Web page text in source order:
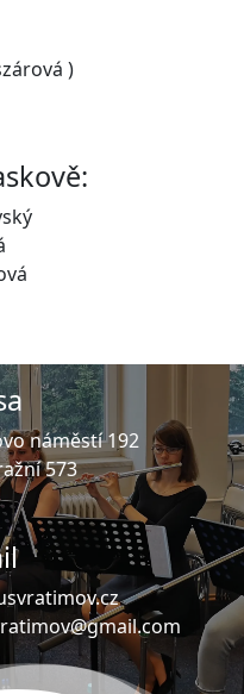
)
náměstí 192
573